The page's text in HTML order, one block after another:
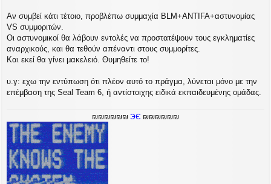
Αν συμβεί κάτι τέτοιο, προβλέπω συμμαχία BLM+ΑNTIFA+αστυνομίας
VS συμμοριτών.
Οι αστυνομικοί θα λάβουν εντολές να προστατέψουν τους εγκληματίες
αναρχικούς, και θα τεθούν απέναντι στους συμμορίτες.
Και εκεί θα γίνει μακελειό. Θυμηθείτε το!
υ.γ: εχω την εντύπωση ότι πλέον αυτό το πράγμα, λύνεται μόνο με την
επέμβαση της Seal Team 6, ή αντίστοιχης ειδικά εκπαιδευμένης ομάδας.
₪₪₪₪₪₪ ЭЄ ₪₪₪₪₪₪